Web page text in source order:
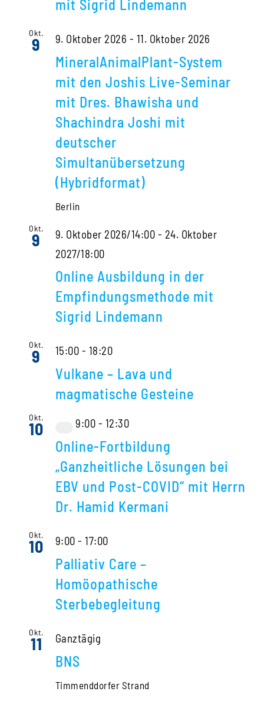
mit Sigrid Lindemann
Okt.
9 9. Oktober 2026 - 11. Oktober 2026
MineralAnimalPlant-System
mit den Joshis Live-Seminar
mit Dres. Bhawisha und
Shachindra Joshi mit
deutscher
Simultanübersetzung
(Hybridformat)
Berlin
Okt.
9 9. Oktober 2026/14:00 - 24. Oktober
2027/18:00
Online Ausbildung in der
Empfindungsmethode mit
Sigrid Lindemann
Okt.
9 15:00 - 18:20
Vulkane – Lava und
magmatische Gesteine
Okt.
10
Veranstaltung
9:00 - 12:30
Online-Fortbildung
„Ganzheitliche Lösungen bei
EBV und Post-COVID“ mit Herrn
Dr. Hamid Kermani
Okt.
10 9:00 -17:00
Palliativ Care –
Homöopathische
Sterbebegleitung
Okt.
11 Ganztägig
BNS
Timmenddorfer Strand